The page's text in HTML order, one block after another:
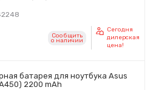
Сообщить
o наличии
Сегодня
дилерская
цена!
батарея для ноутбука Asus
2200 mAh